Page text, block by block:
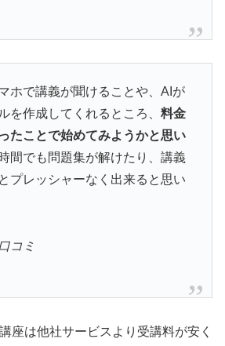
ホで講義が聞けることや、AIが
を作成してくれるところ、 料金
たことで始めてみようかと思い
間でも問題集が解けたり、講義
プレッシャーなく出来ると思い
コミ
座は他社サービスより受講料が安く